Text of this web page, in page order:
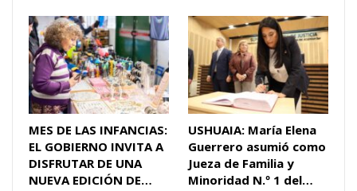
MES DE LAS INFANCIAS:
EL GOBIERNO INVITA A
DISFRUTAR DE UNA
NUEVA EDICIÓN DE…
USHUAIA: María Elena
Guerrero asumió como
Jueza de Familia y
Minoridad N.º 1 del…